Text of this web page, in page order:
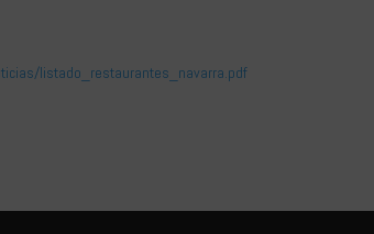
listado_restaurantes_navarra.pdf